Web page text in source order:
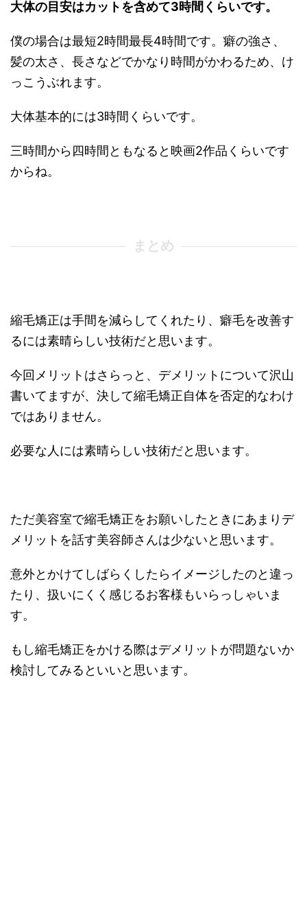
大体の目安はカットを含めて3時間くらいです。
僕の場合は最短2時間最長4時間です。癖の強さ、
髪の太さ、長さなどでかなり時間がかわるため、け
っこうぶれます。
大体基本的には3時間くらいです。
三時間から四時間ともなると映画2作品くらいです
からね。
まとめ
縮毛矯正は手間を減らしてくれたり、癖毛を改善す
るには素晴らしい技術だと思います。
今回メリットはさらっと、デメリットについて沢山
書いてますが、決して縮毛矯正自体を否定的なわけ
ではありません。
必要な人には素晴らしい技術だと思います。
ただ美容室で縮毛矯正をお願いしたときにあまりデ
メリットを話す美容師さんは少ないと思います。
意外とかけてしばらくしたらイメージしたのと違っ
たり、扱いにくく感じるお客様もいらっしゃいま
す。
もし縮毛矯正をかける際はデメリットが問題ないか
検討してみるといいと思います。